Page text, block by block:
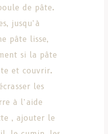
de pâte.
jusqu’à
pâte lisse,
si la pâte
et couvrir.
les
à l’aide
, ajouter le